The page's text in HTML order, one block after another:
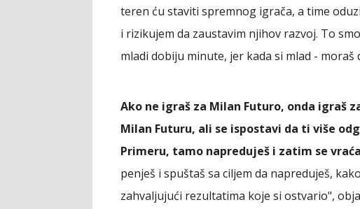
teren ću staviti spremnog igrača, a time
i rizikujem da zaustavim njihov razvoj. To
mladi dobiju minute, jer kada si mlad - moraš
Ako ne igraš za Milan Futuro, onda igraš
Milan Futuru, ali se ispostavi da ti više
Primeru, tamo napreduješ i zatim se
penješ i spuštaš sa ciljem da napreduješ,
zahvaljujući rezultatima koje si ostvario",